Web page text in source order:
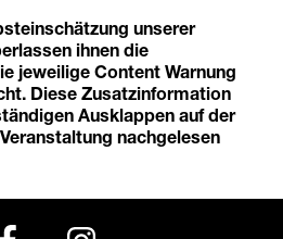
unserer
ihnen die
jeweilige Content Warnung
Diese Zusatzinformation
Ausklappen auf der
nachgelesen